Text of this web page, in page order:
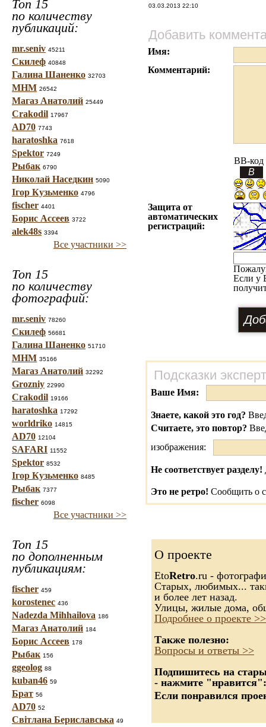
Топ 15
по количеству
публикаций:
mr.seniv 45211
Скилеф 40848
Галина Шаненко 32703
МНМ 26542
Магаз Анатолий 25449
Crakodil 17967
AD70 7743
haratoshka 7618
Spektor 7249
Рыбак 6790
Николай Наседкин 5090
Ігор Кузьменко 4796
fischer 4401
Борис Ассеев 3722
alek48s 3394
Все участники >>
Топ 15
по количеству
фотографий:
mr.seniv 78260
Скилеф 56681
Галина Шаненко 51710
МНМ 35166
Магаз Анатолий 32292
Grozniy 22990
Crakodil 19166
haratoshka 17292
worldriko 14815
AD70 12104
SAFARI 11552
Spektor 8532
Ігор Кузьменко 8485
Рыбак 7377
fischer 6098
Все участники >>
Топ 15
по дополненным
публикациям:
fischer 459
korostenec 436
Nadezda Mihhailova 186
Магаз Анатолий 184
Борис Ассеев 178
Рыбак 156
ggeolog 88
kuban46 59
Брат 56
AD70 52
Світлана Бериславська 49
03.03.2013 22:10
Добавить
Имя:
Комментарий:
BB-код
Защита от
автоматических
регистраций:
Если у
Подсказки
Ваше Имя:
Знаете, какой это год?
Считаете, это повтор?
изображения:
Не соответствует разделу!
Это не ретро! Сообщить о
О проекте
EtoRetro.ru -
Старых, любимых...
и более лет назад.
Улицы, жилые дома,
Подробнее о проекте >>
Также полезно:
Вопросы и ответы >>
Подпишитесь на
- нажмите "нравится":
Если понравился